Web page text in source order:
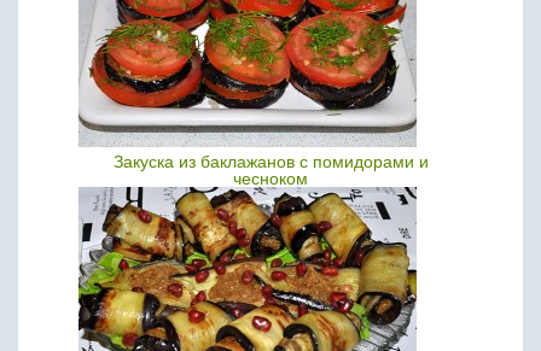
Закуска из баклажанов с помидорами и
чесноком